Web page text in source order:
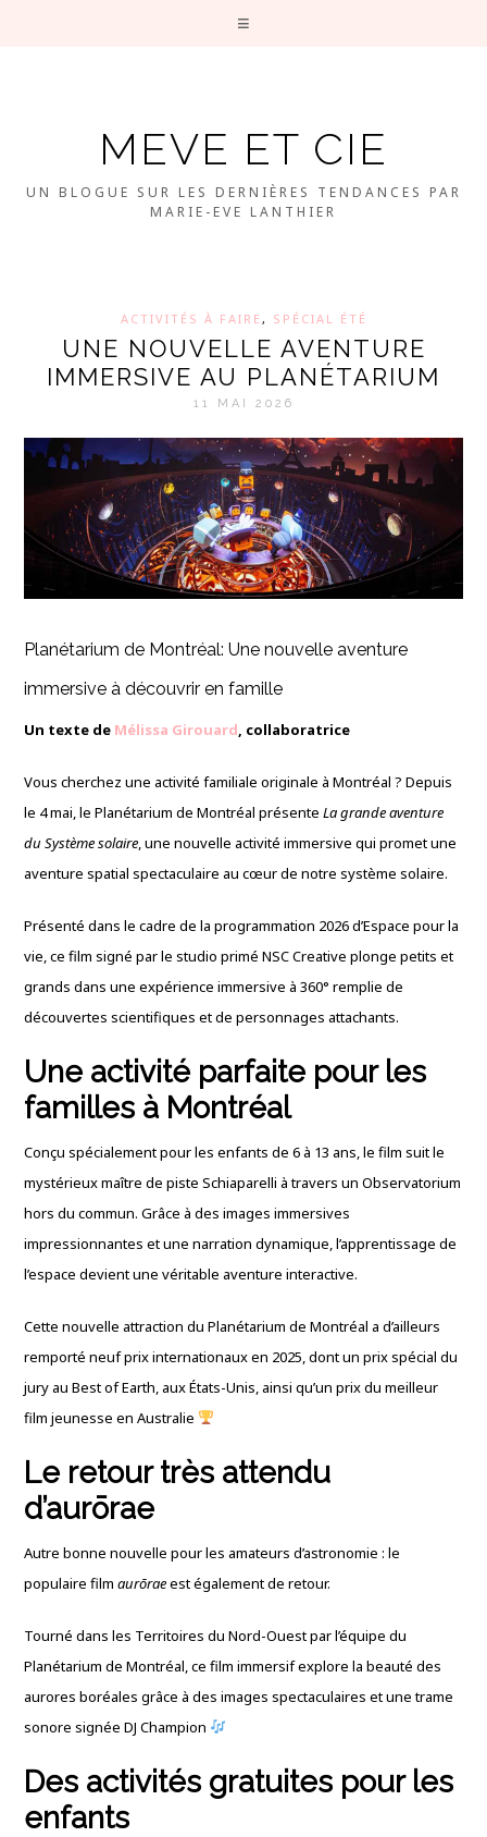
MEVE ET CIE
UN BLOGUE SUR LES DERNIÈRES TENDANCES PAR
MARIE-EVE LANTHIER
ACTIVITÉS À FAIRE, SPÉCIAL ÉTÉ
UNE NOUVELLE AVENTURE
IMMERSIVE AU PLANÉTARIUM
11 MAI 2026
Planétarium de Montréal:Une nouvelle aventure
immersiveà découvrir en famille
Un texte de Mélissa Girouard, collaboratrice
Vous cherchez une activité familiale originale à Montréal ? Depuis
le 4 mai, le Planétarium de Montréal présenteLa grande aventure
du Système solaire, une nouvelle activité immersive qui promet une
aventure spatial spectaculaire au cœur de notre système solaire.
Présenté dans le cadre de la programmation 2026 d’Espace pour la
vie, ce film signé par le studio primé NSC Creative plonge petits et
grands dans une expérience immersive à 360° remplie de
découvertes scientifiques et de personnages attachants.
Une activité parfaite pour les
familles à Montréal
Conçu spécialement pour les enfants de 6 à 13 ans, le film suit le
mystérieux maître de piste Schiaparelli à travers un Observatorium
hors du commun. Grâce à des images immersives
impressionnantes et une narration dynamique, l’apprentissage de
l’espace devient une véritable aventure interactive.
Cette nouvelle attraction du Planétarium de Montréal a d’ailleurs
remporté neuf prix internationaux en 2025, dont un prix spécial du
jury au Best of Earth, aux États-Unis, ainsi qu’un prix du meilleur
film jeunesse en Australie
Le retour très attendu
d’aurōrae
Autre bonne nouvelle pour les amateurs d’astronomie : le
populaire filmaurōraeest également de retour.
Tourné dans les Territoires du Nord-Ouest par l’équipe du
Planétarium de Montréal, ce film immersif explore la beauté des
aurores boréales grâce à des images spectaculaires et une trame
sonore signée DJ Champion
Des activités gratuites pour les
enfants